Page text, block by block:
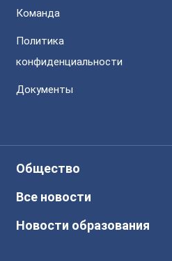
Команда
Политика
конфиденциальности
Документы
Общество
Все новости
Новости образования